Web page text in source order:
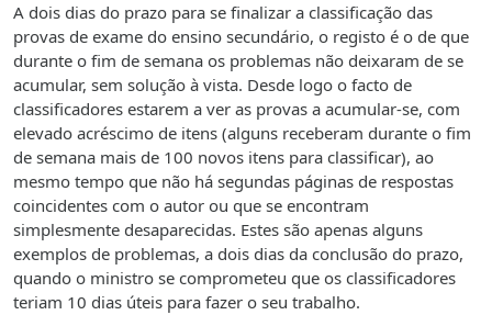
A dois dias do prazo para se finalizar a classificação das
provas de exame do ensino secundário, o registo é o de que
durante o fim de semana os problemas não deixaram de se
acumular, sem solução à vista. Desde logo o facto de
classificadores estarem a ver as provas a acumular-se, com
elevado acréscimo de itens (alguns receberam durante o fim
de semana mais de 100 novos itens para classificar), ao
mesmo tempo que não há segundas páginas de respostas
coincidentes com o autor ou que se encontram
simplesmente desaparecidas. Estes são apenas alguns
exemplos de problemas, a dois dias da conclusão do prazo,
quando o ministro se comprometeu que os classificadores
teriam 10 dias úteis para fazer o seu trabalho.